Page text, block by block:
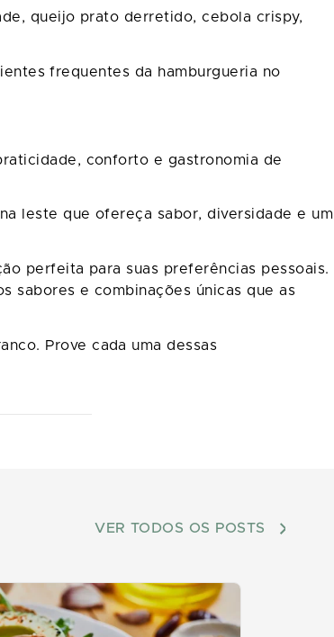
queijo prato derretido, cebola crispy,
frequentes da hamburgueria no
conforto e gastronomia de
leste que ofereça sabor, diversidade e um
perfeita para suas preferências pessoais.
sabores e combinações únicas que as
Prove cada uma dessas
VER TODOS OS POSTS